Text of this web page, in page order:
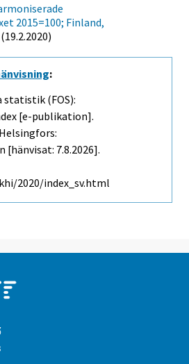
2015=100; Finland,
(19.2.2020)
:
(FOS):
[e-publikation].
7.8.2026].
2020/index_sv.html